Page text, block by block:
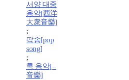
서양 대중
음악[西洋
大衆音樂]
;
팝송[pop
song]
;
록 음악[--
音樂]